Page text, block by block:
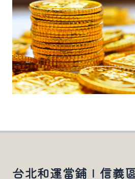
台北和運當鋪∣信義